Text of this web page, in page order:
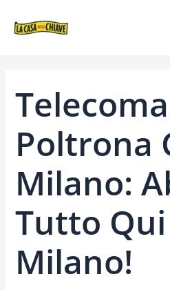
Poltrona
Milano:
Tutto
Milano!
ARTICOLI